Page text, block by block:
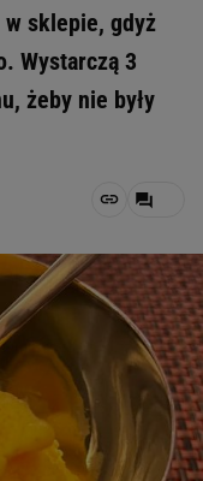
sklepie, gdyż
Wystarczą 3
żeby nie były